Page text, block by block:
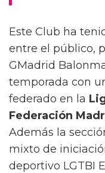
Este Club ha
entre el público,
GMadrid
temporada con
federado en la
Federación
Además la
mixto de
deportivo LGTBI